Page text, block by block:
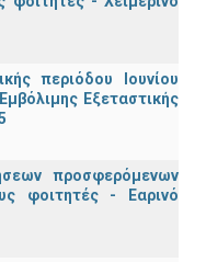
περιόδου Ιουνίου
Εξεταστικής
προσφερόμενων
φοιτητές - Εαρινό